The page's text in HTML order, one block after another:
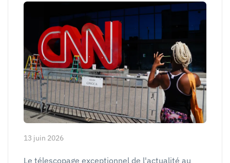
13 juin 2026
Le télescopage exceptionnel de l'actualité au